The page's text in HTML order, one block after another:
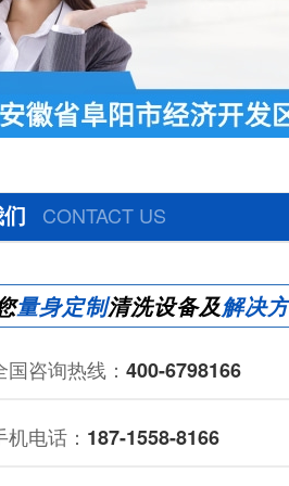
CONTACT US
量身定制清洗设备及解决
国咨询热线： 400-6798166
机电话： 187-1558-8166